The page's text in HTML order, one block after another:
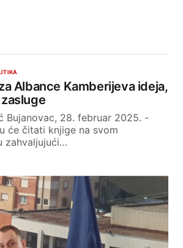
Albance Kamberijeva ideja,
Bujanovac, 28. februar 2025. -
će čitati knjige na svom
zahvaljujući…